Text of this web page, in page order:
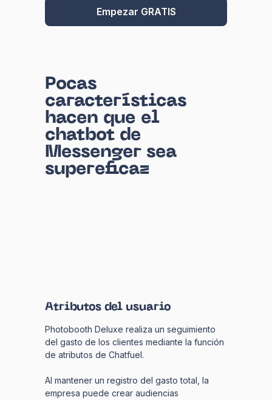
Empezar GRATIS
Photobooth Deluxe realiza un seguimiento
del gasto de los clientes mediante la función
de atributos de Chatfuel.
Al mantener un registro del gasto total, la
empresa puede crear audiencias
Pocas
características
hacen que el
chatbot de
Messenger sea
supereficaz
Atributos del usuario